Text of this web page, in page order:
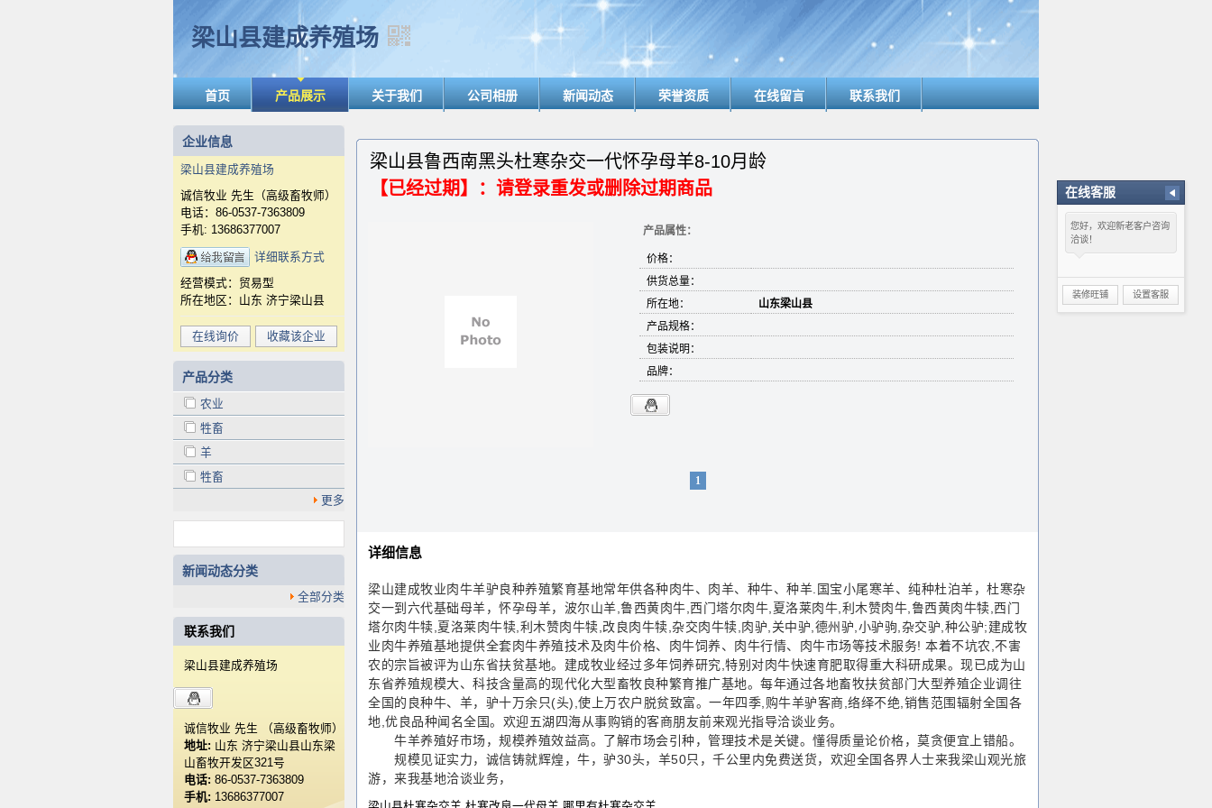
梁山县建成养殖场
首页 产品展示 关于我们 公司相册 新闻动态 荣誉资质 在线留言 联系我们
梁山县鲁西南黑头杜寒杂交一代怀孕母羊8-10月龄
【已经过期】：请登录重发或删除过期商品
产品属性：
价格：
供货总量：
所在地：
山东梁山县
产品规格：
包装说明：
品牌：
1
详细信息
梁山建成牧业肉牛羊驴良种养殖繁育基地常年供各种肉牛、肉羊、种牛、种羊.国宝小尾寒羊、纯种杜泊羊，杜寒杂
交一到六代基础母羊，怀孕母羊，波尔山羊,鲁西黄肉牛,西门塔尔肉牛,夏洛莱肉牛,利木赞肉牛,鲁西黄肉牛犊,西门
塔尔肉牛犊,夏洛莱肉牛犊,利木赞肉牛犊,改良肉牛犊,杂交肉牛犊,肉驴,关中驴,德州驴,小驴驹,杂交驴,种公驴;建成牧
业肉牛养殖基地提供全套肉牛养殖技术及肉牛价格、肉牛饲养、肉牛行情、肉牛市场等技术服务! 本着不坑农,不害
农的宗旨被评为山东省扶贫基地。建成牧业经过多年饲养研究,特别对肉牛快速育肥取得重大科研成果。现已成为山
东省养殖规模大、科技含量高的现代化大型畜牧良种繁育推广基地。每年通过各地畜牧扶贫部门大型养殖企业调往
全国的良种牛、羊，驴十万余只(头),使上万农户脱贫致富。一年四季,购牛羊驴客商,络绎不绝,销售范围辐射全国各
地,优良品种闻名全国。欢迎五湖四海从事购销的客商朋友前来观光指导洽谈业务。
牛羊养殖好市场，规模养殖效益高。了解市场会引种，管理技术是关键。懂得质量论价格，莫贪便宜上错船。
规模见证实力，诚信铸就辉煌，牛，驴30头，羊50只，千公里内免费送货，欢迎全国各界人士来我梁山观光旅
游，来我基地洽谈业务，
企业信息
梁山县建成养殖场
诚信牧业 先生（高级畜牧师）
电话：86-0537-7363809
手机: 13686377007
详细联系方式
经营模式：贸易型
所在地区：山东 济宁梁山县
在线询价 收藏该企业
产品分类
农业
牲畜
羊
牲畜
更多
新闻动态分类
全部分类
联系我们
梁山县建成养殖场
诚信牧业 先生 （高级畜牧师）
地址: 山东 济宁梁山县山东梁
山畜牧开发区321号
电话: 86-0537-7363809
手机: 13686377007
在线客服
x
您好，欢迎新老客户咨询
洽谈！
装修旺铺 设置客服